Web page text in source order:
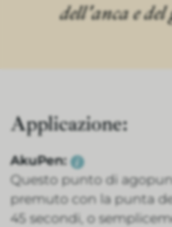
dell'anca e
Applicazione:
AkuPen:
Questo punto di
premuto con la punta
45 secondi, o